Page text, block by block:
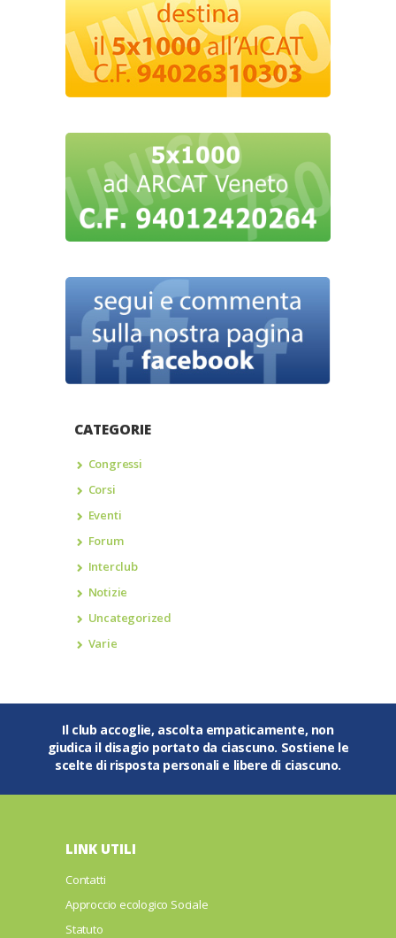
CATEGORIE
Congressi
Corsi
Eventi
Forum
Interclub
Notizie
Uncategorized
Varie
Il club accoglie, ascolta empaticamente, non
giudica il disagio portato da ciascuno. Sostiene le
scelte di risposta personali e libere di ciascuno.
LINK UTILI
Contatti
Approccio ecologico Sociale
Statuto